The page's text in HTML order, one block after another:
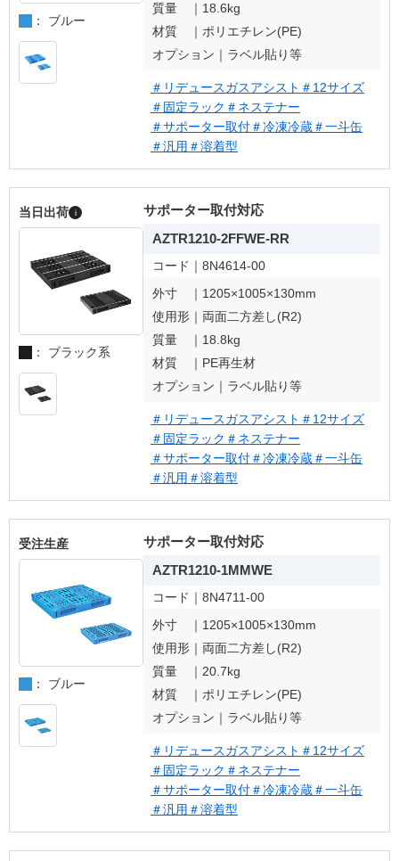
： ブルー
質量 ｜ 18.6kg
材質 ｜ ポリエチレン(PE)
オプション｜ ラベル貼り等
＃リデュースガスアシスト ＃12サイズ
＃固定ラック ＃ネステナー
＃サポーター取付＃冷凍冷蔵＃一斗缶
＃汎用 ＃溶着型
当日出荷 i
： ブラック系
サポーター取付対応
AZTR1210-2FFWE-RR
コード｜ 8N4614-00
外寸 ｜ 1205×1005×130mm
使用形｜ 両面二方差し(R2)
質量 ｜ 18.8kg
材質 ｜ PE再生材
オプション｜ ラベル貼り等
＃リデュースガスアシスト ＃12サイズ
＃固定ラック ＃ネステナー
＃サポーター取付＃冷凍冷蔵＃一斗缶
＃汎用 ＃溶着型
受注生産
： ブルー
サポーター取付対応
AZTR1210-1MMWE
コード｜ 8N4711-00
外寸 ｜ 1205×1005×130mm
使用形｜ 両面二方差し(R2)
質量 ｜ 20.7kg
材質 ｜ ポリエチレン(PE)
オプション｜ ラベル貼り等
＃リデュースガスアシスト ＃12サイズ
＃固定ラック ＃ネステナー
＃サポーター取付＃冷凍冷蔵＃一斗缶
＃汎用 ＃溶着型